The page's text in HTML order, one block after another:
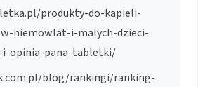
produkty-do-kapieli-
niemowlat-i-malych-dzieci-
i-opinia-pana-tabletki/
blog/rankingi/ranking-